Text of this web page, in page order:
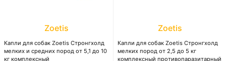
Zoetis
Капли для собак Zoetis Стронгхолд
мелких и средних пород от 5,1 до 10
кг комплексный
Zoetis
Капли для собак Zoetis Стронгхолд
мелких пород от 2,5 до 5 кг
комплексный противопаразитарный